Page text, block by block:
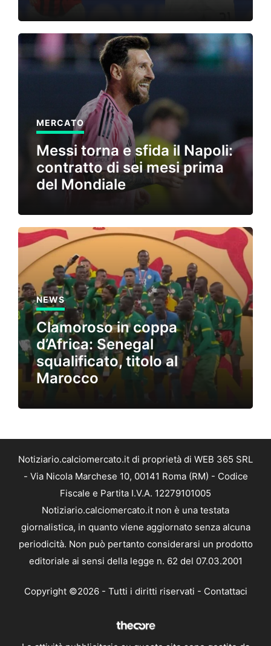
MERCATO
Messi torna e sfida il Napoli:
contratto di sei mesi prima
del Mondiale
NEWS
Clamoroso in coppa
d’Africa: Senegal
squalificato, titolo al
Marocco
Notiziario.calciomercato.it di proprietà di WEB 365 SRL
- Via Nicola Marchese 10, 00141 Roma (RM) - Codice
Fiscale e Partita I.V.A. 12279101005
Notiziario.calciomercato.it non è una testata
giornalistica, in quanto viene aggiornato senza alcuna
periodicità. Non può pertanto considerarsi un prodotto
editoriale ai sensi della legge n. 62 del 07.03.2001
Copyright ©2026 - Tutti i diritti riservati - Contattaci